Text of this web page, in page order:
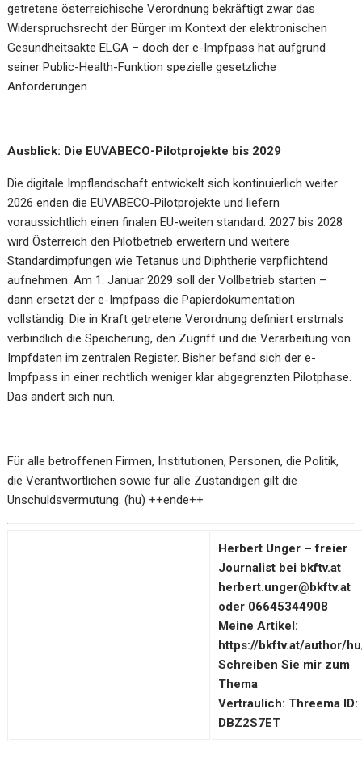
getretene österreichische Verordnung bekräftigt zwar das
Widerspruchsrecht der Bürger im Kontext der elektronischen
Gesundheitsakte ELGA – doch der e-Impfpass hat aufgrund
seiner Public-Health-Funktion spezielle gesetzliche
Anforderungen.
Ausblick: Die EUVABECO-Pilotprojekte bis 2029
Die digitale Impflandschaft entwickelt sich kontinuierlich weiter.
2026 enden die EUVABECO-Pilotprojekte und liefern
voraussichtlich einen finalen EU-weiten standard. 2027 bis 2028
wird Österreich den Pilotbetrieb erweitern und weitere
Standardimpfungen wie Tetanus und Diphtherie verpflichtend
aufnehmen. Am 1. Januar 2029 soll der Vollbetrieb starten –
dann ersetzt der e-Impfpass die Papierdokumentation
vollständig. Die in Kraft getretene Verordnung definiert erstmals
verbindlich die Speicherung, den Zugriff und die Verarbeitung von
Impfdaten im zentralen Register. Bisher befand sich der e-
Impfpass in einer rechtlich weniger klar abgegrenzten Pilotphase.
Das ändert sich nun.
Für alle betroffenen Firmen, Institutionen, Personen, die Politik,
die Verantwortlichen sowie für alle Zuständigen gilt die
Unschuldsvermutung. (hu) ++ende++
Herbert Unger – freier
Journalist bei bkftv.at
herbert.unger@bkftv.at
oder 06645344908
Meine Artikel:
https://bkftv.at/author/
Schreiben Sie mir zum
Thema
Vertraulich: Threema ID:
DBZ2S7ET